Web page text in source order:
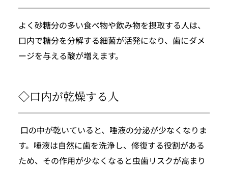
よく砂糖分の多い食べ物や飲み物を摂取する人は、
口内で糖分を分解する細菌が活発になり、歯にダメ
ージを与える酸が増えます。
◇口内が乾燥する人
す。唾液は自然に歯を洗浄し、修復する役割がある
ため、その作用が少なくなると虫歯リスクが高まり